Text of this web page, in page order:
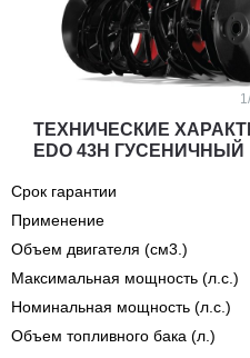
1
ТЕХНИЧЕСКИЕ
EDO 43H ГУСЕНИЧНЫЙ
Срок гарантии
Применение
Объем двигателя (см3.)
Максимальная мощность (л.с.)
Номинальная мощность (л.с.)
Объем топливного бака (л.)